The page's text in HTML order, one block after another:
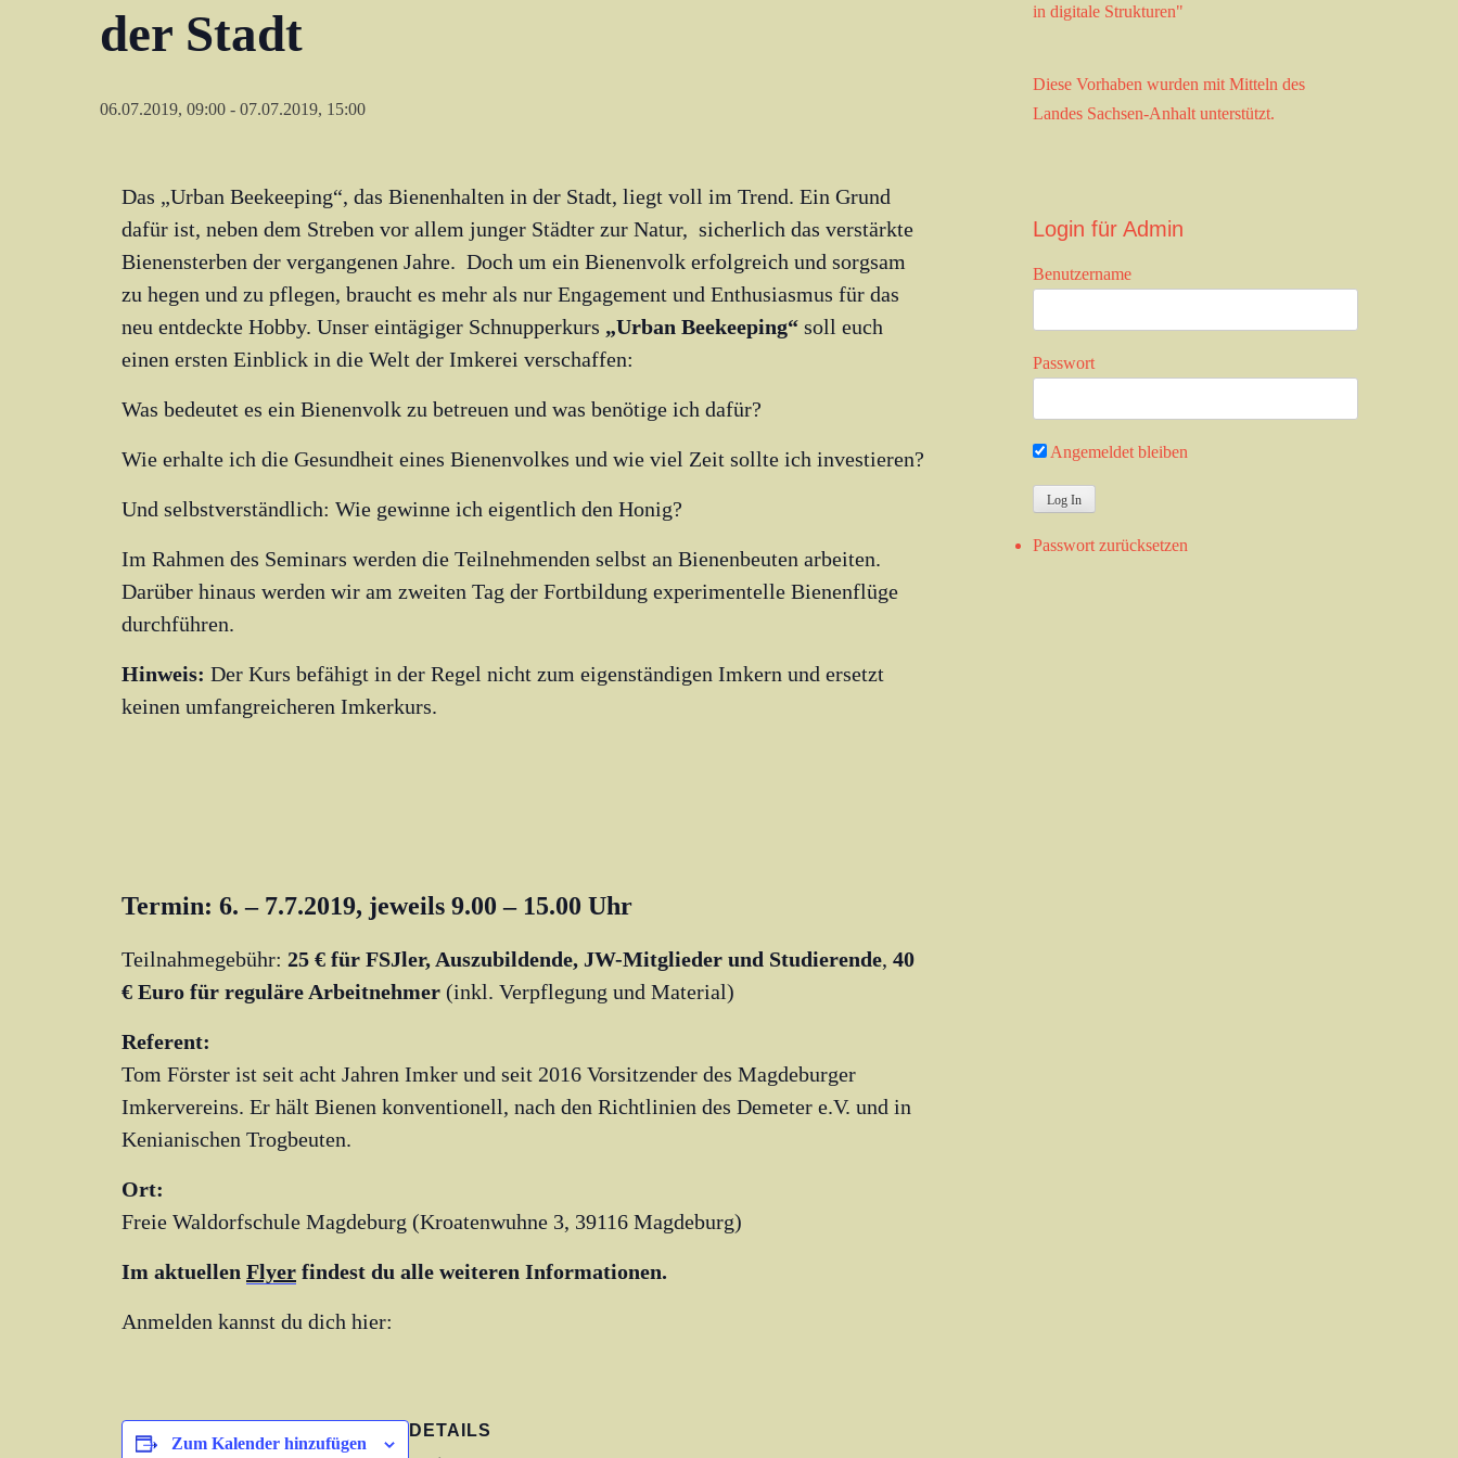
der Stadt
06.07.2019, 09:00 - 07.07.2019, 15:00
Das „Urban Beekeeping“, das Bienenhalten in der Stadt, liegt voll im Trend. Ein Grund
dafür ist, neben dem Streben vor allem junger Städter zur Natur, sicherlich das verstärkte
Bienensterben der vergangenen Jahre. Doch um ein Bienenvolk erfolgreich und sorgsam
zu hegen und zu pflegen, braucht es mehr als nur Engagement und Enthusiasmus für das
neu entdeckte Hobby. Unser eintägiger Schnupperkurs „Urban Beekeeping“ soll euch
einen ersten Einblick in die Welt der Imkerei verschaffen:
Was bedeutet es ein Bienenvolk zu betreuen und was benötige ich dafür?
Wie erhalte ich die Gesundheit eines Bienenvolkes und wie viel Zeit sollte ich investieren?
Und selbstverständlich: Wie gewinne ich eigentlich den Honig?
Im Rahmen des Seminars werden die Teilnehmenden selbst an Bienenbeuten arbeiten.
Darüber hinaus werden wir am zweiten Tag der Fortbildung experimentelle Bienenflüge
durchführen.
Hinweis: Der Kurs befähigt in der Regel nicht zum eigenständigen Imkern und ersetzt
keinen umfangreicheren Imkerkurs.
Termin: 6. – 7.7.2019, jeweils 9.00 – 15.00 Uhr
Teilnahmegebühr: 25 € für FSJler, Auszubildende, JW-Mitglieder und Studierende, 40
€ Euro für reguläre Arbeitnehmer (inkl. Verpflegung und Material)
Referent:
Tom Förster ist seit acht Jahren Imker und seit 2016 Vorsitzender des Magdeburger
Imkervereins. Er hält Bienen konventionell, nach den Richtlinien des Demeter e.V. und in
Kenianischen Trogbeuten.
Ort:
Freie Waldorfschule Magdeburg (Kroatenwuhne 3, 39116 Magdeburg)
Im aktuellen Flyer findest du alle weiteren Informationen.
Anmelden kannst du dich hier:
Zum Kalender hinzufügen
DETAILS
in digitale Strukturen"
Diese Vorhaben wurden mit Mitteln des
Landes Sachsen-Anhalt unterstützt.
Login für Admin
Benutzername
Passwort
Angemeldet bleiben
Passwort zurücksetzen